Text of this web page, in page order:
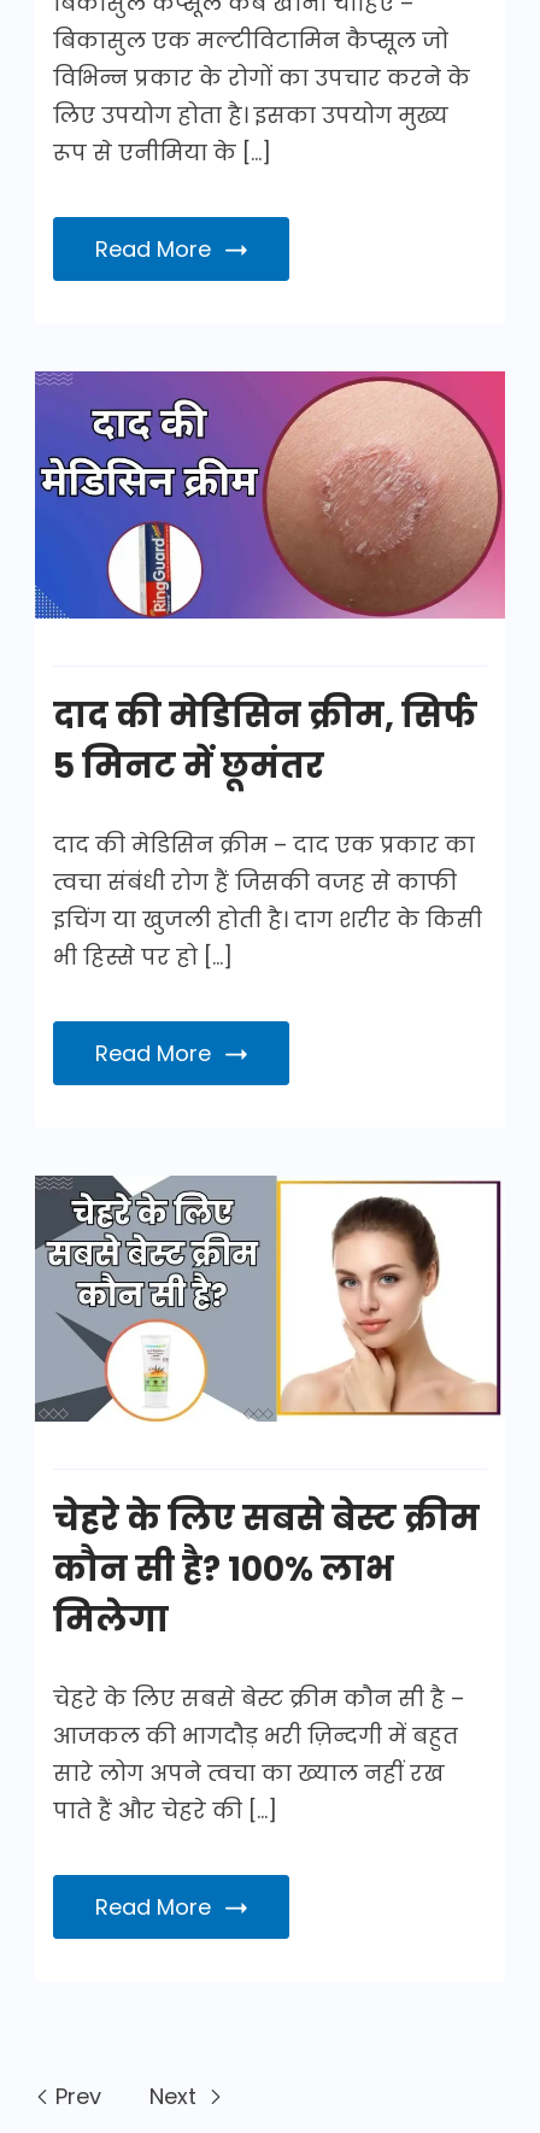
बिकासुल एक मल्टीविटामिन कैप्सूल जो
विभिन्न प्रकार के रोगों का उपचार करने के
लिए उपयोग होता है। इसका उपयोग मुख्य
रूप से एनीमिया के […]
Read More
दाद
मेडिसिन
क्रीम
दाद की मेडिसिन क्रीम, सिर्फ
5 मिनट में छूमंतर
दाद की मेडिसिन क्रीम – दाद एक प्रकार का
त्वचा संबंधी रोग हैं जिसकी वजह से काफी
इचिंग या खुजली होती है। दाग शरीर के किसी
भी हिस्से पर हो […]
Read More
चेहरे
लिए
सबसे
बेस्ट
कौन
चेहरे के लिए सबसे बेस्ट क्रीम
कौन सी है? 100% लाभ
मिलेगा
चेहरे के लिए सबसे बेस्ट क्रीम कौन सी है –
आजकल की भागदौड़ भरी ज़िन्दगी में बहुत
सारे लोग अपने त्वचा का ख्याल नहीं रख
पाते हैं और चेहरे की […]
Read More
Prev Next